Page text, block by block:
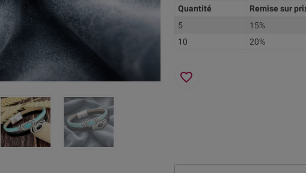
Quantité Remise sur
5
15%
10
20%
favorite_border